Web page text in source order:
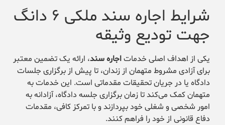
شرایط اجاره سند ملکی ۶ دانگ
جهت تودیع وثیقه
یکی از اهداف اصلی خدماتاجاره سند، ارائه یک تضمین معتبر
برای آزادی مشروط متهمان از زندان، تا پیش از برگزاری جلسات
دادگاه یا در جریان تحقیقات مقدماتی است. این خدمات به
متهمان کمک می‌کند تا زمان برگزاری جلسه دادگاه، آزادانه به
امور شخصی و شغلی خود بپردازند و با تمرکز کافی، مقدمات
دفاع قانونی از خود را فراهم کنند.